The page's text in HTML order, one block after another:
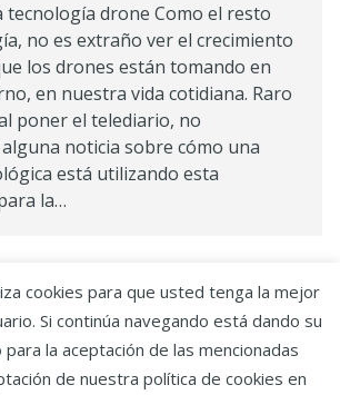
tecnología drone Como el resto
no es extraño ver el crecimiento
los drones están tomando en
en nuestra vida cotidiana. Raro
poner el telediario, no
noticia sobre cómo una
está utilizando esta
la…
1 2 3
→
Aviso legal y política de privacidad·
cookies para que usted tenga la mejor
Si continúa navegando está dando su
la aceptación de las mencionadas
de nuestra política de cookies en